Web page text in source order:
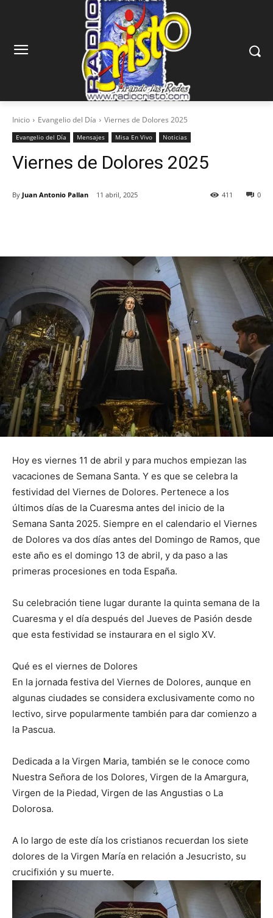
Inicio Evangelio del Día Viernes de Dolores 2025
Evangelio del Día Mensajes Misa En Vivo Noticias
Viernes de Dolores 2025
By Juan Antonio Pallan 11 abril, 2025 0
411
Hoy es viernes 11 de abril y para muchos empiezan las
vacaciones de Semana Santa. Y es que se celebra la
festividad del Viernes de Dolores. Pertenece a los
últimos días de la Cuaresma antes del inicio de la
Semana Santa 2025. Siempre en el calendario el Viernes
de Dolores va dos días antes del Domingo de Ramos, que
este año es el domingo 13 de abril, y da paso a las
primeras procesiones en toda España.
Su celebración tiene lugar durante la quinta semana de la
Cuaresma y el día después del Jueves de Pasión desde
que esta festividad se instaurara en el siglo XV.
Qué es el viernes de Dolores
En la jornada festiva del Viernes de Dolores, aunque en
algunas ciudades se considera exclusivamente como no
lectivo, sirve popularmente también para dar comienzo a
la Pascua.
Dedicada a la Virgen Maria, también se le conoce como
Nuestra Señora de los Dolores, Virgen de la Amargura,
Virgen de la Piedad, Virgen de las Angustias o La
Dolorosa.
A lo largo de este día los cristianos recuerdan los siete
dolores de la Virgen María en relación a Jesucristo, su
crucifixión y su muerte.